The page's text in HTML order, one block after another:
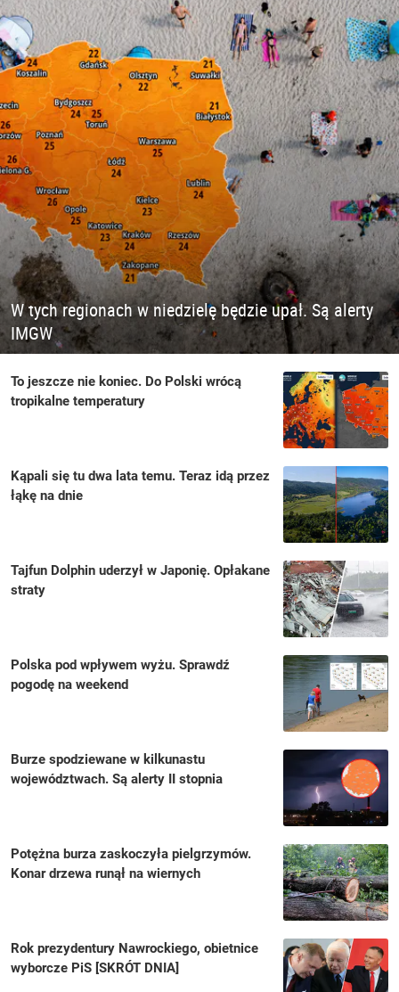
W tych regionach w niedzielę będzie upał. Są alerty
IMGW
To jeszcze nie koniec. Do Polski wrócą
tropikalne temperatury
Kąpali się tu dwa lata temu. Teraz idą przez
łąkę na dnie
Tajfun Dolphin uderzył w Japonię. Opłakane
straty
Polska pod wpływem wyżu. Sprawdź
pogodę na weekend
Burze spodziewane w kilkunastu
województwach. Są alerty II stopnia
Potężna burza zaskoczyła pielgrzymów.
Konar drzewa runął na wiernych
Rok prezydentury Nawrockiego, obietnice
wyborcze PiS [SKRÓT DNIA]